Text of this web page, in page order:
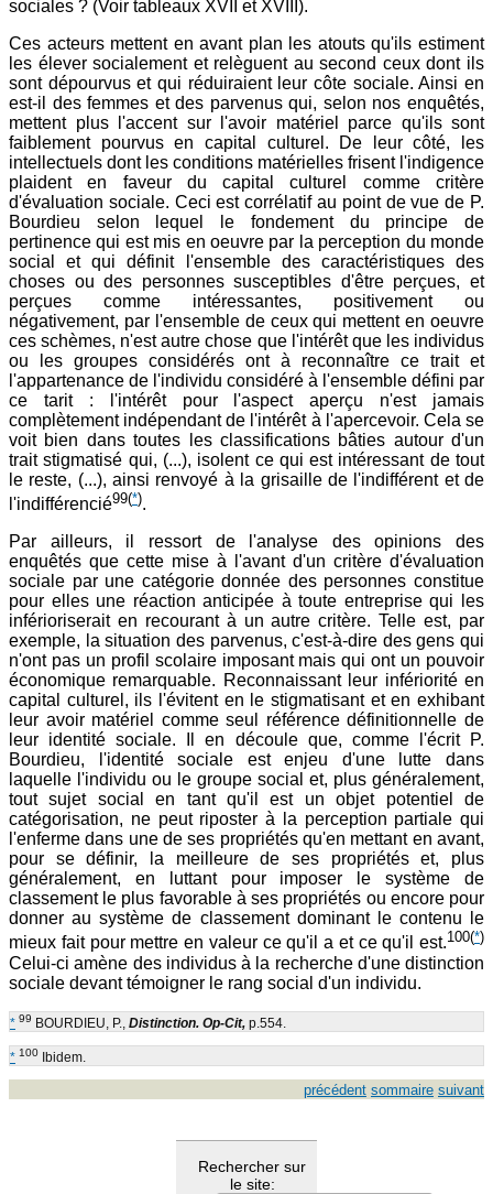
sociales ? (Voir tableaux XVII et XVIII).
Ces acteurs mettent en avant plan les atouts qu'ils estiment
les élever socialement et relèguent au second ceux dont ils
sont dépourvus et qui réduiraient leur côte sociale. Ainsi en
est-il des femmes et des parvenus qui, selon nos enquêtés,
mettent plus l'accent sur l'avoir matériel parce qu'ils sont
faiblement pourvus en capital culturel. De leur côté, les
intellectuels dont les conditions matérielles frisent l'indigence
plaident en faveur du capital culturel comme critère
d'évaluation sociale. Ceci est corrélatif au point de vue de P.
Bourdieu selon lequel le fondement du principe de
pertinence qui est mis en oeuvre par la perception du monde
social et qui définit l'ensemble des caractéristiques des
choses ou des personnes susceptibles d'être perçues, et
perçues comme intéressantes, positivement ou
négativement, par l'ensemble de ceux qui mettent en oeuvre
ces schèmes, n'est autre chose que l'intérêt que les individus
ou les groupes considérés ont à reconnaître ce trait et
l'appartenance de l'individu considéré à l'ensemble défini par
ce tarit : l'intérêt pour l'aspect aperçu n'est jamais
complètement indépendant de l'intérêt à l'apercevoir. Cela se
voit bien dans toutes les classifications bâties autour d'un
trait stigmatisé qui, (...), isolent ce qui est intéressant de tout
le reste, (...), ainsi renvoyé à la grisaille de l'indifférent et de
l'indifférencié99(*).
Par ailleurs, il ressort de l'analyse des opinions des
enquêtés que cette mise à l'avant d'un critère d'évaluation
sociale par une catégorie donnée des personnes constitue
pour elles une réaction anticipée à toute entreprise qui les
inférioriserait en recourant à un autre critère. Telle est, par
exemple, la situation des parvenus, c'est-à-dire des gens qui
n'ont pas un profil scolaire imposant mais qui ont un pouvoir
économique remarquable. Reconnaissant leur infériorité en
capital culturel, ils l'évitent en le stigmatisant et en exhibant
leur avoir matériel comme seul référence définitionnelle de
leur identité sociale. Il en découle que, comme l'écrit P.
Bourdieu, l'identité sociale est enjeu d'une lutte dans
laquelle l'individu ou le groupe social et, plus généralement,
tout sujet social en tant qu'il est un objet potentiel de
catégorisation, ne peut riposter à la perception partiale qui
l'enferme dans une de ses propriétés qu'en mettant en avant,
pour se définir, la meilleure de ses propriétés et, plus
généralement, en luttant pour imposer le système de
classement le plus favorable à ses propriétés ou encore pour
donner au système de classement dominant le contenu le
mieux fait pour mettre en valeur ce qu'il a et ce qu'il est.100(*)
Celui-ci amène des individus à la recherche d'une distinction
sociale devant témoigner le rang social d'un individu.
* 99 BOURDIEU, P., Distinction. Op-Cit, p.554.
* 100 Ibidem.
précédent sommaire suivant
Rechercher sur
le site: